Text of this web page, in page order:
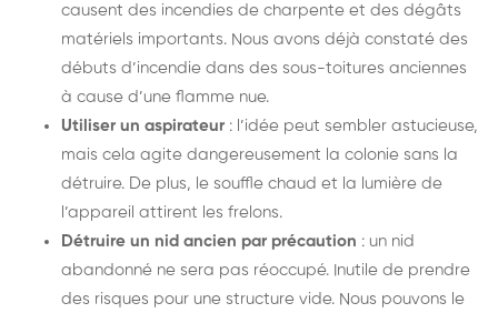
causent des incendies de charpente et des dégâts
matériels importants. Nous avons déjà constaté des
débuts d’incendie dans des sous-toitures anciennes
à cause d’une flamme nue.
Utiliser un aspirateur : l’idée peut sembler astucieuse,
mais cela agite dangereusement la colonie sans la
détruire. De plus, le souffle chaud et la lumière de
l’appareil attirent les frelons.
Détruire un nid ancien par précaution : un nid
abandonné ne sera pas réoccupé. Inutile de prendre
des risques pour une structure vide. Nous pouvons le